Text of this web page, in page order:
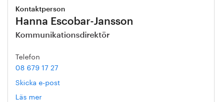
Kontaktperson
Hanna Escobar-Jansson
Kommunikationsdirektör
Telefon
08 679 17 27
Skicka e-post
Läs mer